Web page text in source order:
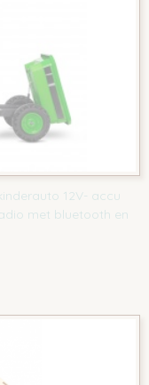
12V- accu
met bluetooth en